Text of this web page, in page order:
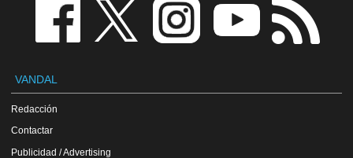
VANDAL
Redacción
Contactar
Publicidad / Advertising